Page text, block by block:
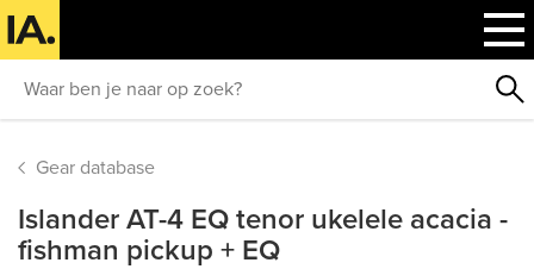
Gear database
Islander AT-4 EQ tenor ukelele acacia -
fishman pickup + EQ